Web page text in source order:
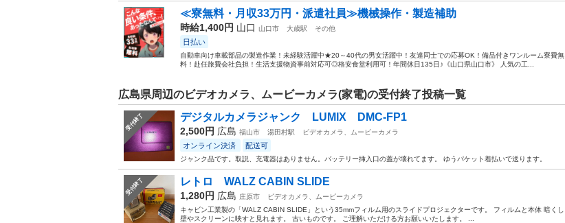
≪寮無料・月収33万円・派遣社員≫機械操作・製造補助
時給1,400円 山口 山口市 大歳駅 その他
日払い
自動車向け車載部品の製造作業！未経験活躍中★20～40代の男女活躍中！友達同士での応募OK！備品付きワンルーム寮費無
料！赴任旅費会社負担！生活支援物資事前対応可◎格安食堂利用可！年間休日135日♪《山口県山口市》 人気の工...
広島県周辺のビデオカメラ、ムービーカメラ(家電)の受付終了投稿一覧
受付終了 デジタルカメラジャンク LUMIX DMC-FP1
2,500円 広島 福山市 湯田村駅 ビデオカメラ、ムービーカメラ
オンライン決済 配送可
ジャンク品です。取説、充電器はありません。バッテリー挿入口の蓋が壊れてます。 ゆうパケット着払いで送ります。
受付終了 レトロ WALZ CABIN SLIDE
1,280円 広島 庄原市
ビデオカメラ、ムービーカメラ
キャビン工業製の「WALZ CABIN SLIDE」という35mmフィルム用のスライドプロジェクターです。 フィルムと本体 暗くし
壁やスクリーンに映すと見れます。 古いものです。 ご理解いただける方お願いいたします。 ...